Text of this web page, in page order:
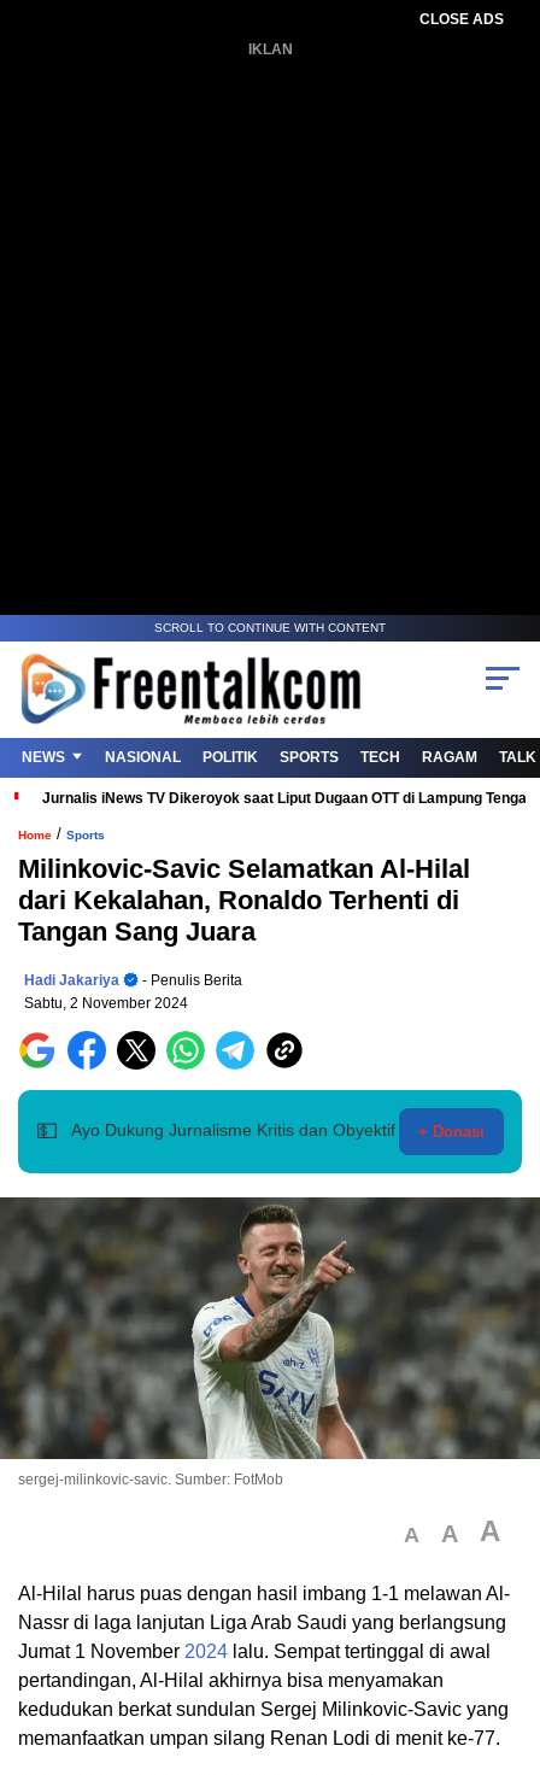
CLOSE ADS
IKLAN
SCROLL TO CONTINUE WITH CONTENT
NEWS NASIONAL POLITIK SPORTS TECH RAGAM TALK
Jurnalis iNews TV Dikeroyok saat Liput Dugaan OTT di Lampung
Home / Sports
Milinkovic-Savic Selamatkan Al-Hilal
dari Kekalahan, Ronaldo Terhenti di
Tangan Sang Juara
Hadi Jakariya
- Penulis Berita
Sabtu, 2 November 2024
💵 Ayo Dukung Jurnalisme Kritis dan Obyektif + Donasi
sergej-milinkovic-savic. Sumber: FotMob
A A A
Al-Hilal harus puas dengan hasil imbang 1-1 melawan Al-
Nassr di laga lanjutan Liga Arab Saudi yang berlangsung
Jumat 1 November 2024 lalu. Sempat tertinggal di awal
pertandingan, Al-Hilal akhirnya bisa menyamakan
kedudukan berkat sundulan Sergej Milinkovic-Savic yang
memanfaatkan umpan silang Renan Lodi di menit ke-77.